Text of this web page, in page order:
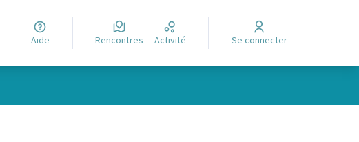
Aide Rencontres Activité Se connecter